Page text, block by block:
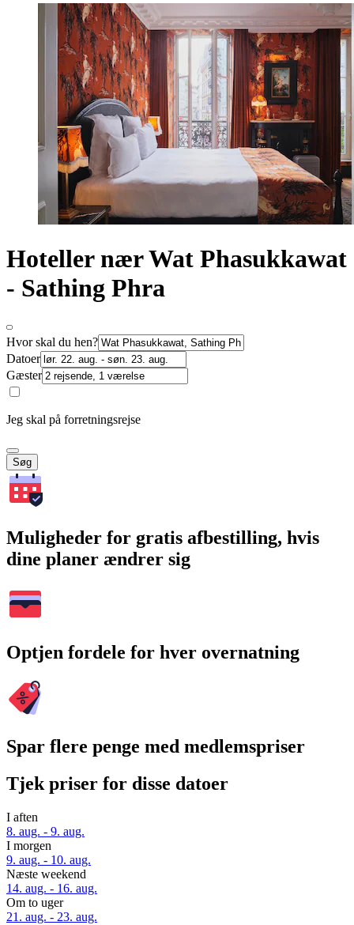
Hoteller nær Wat Phasukkawat
- Sathing Phra
Hvor skal du hen?
Datoer
Gæster
Jeg skal på forretningsrejse
Søg
Muligheder for gratis afbestilling, hvis
dine planer ændrer sig
Optjen fordele for hver overnatning
Spar flere penge med medlemspriser
Tjek priser for disse datoer
I aften
8. aug. - 9. aug.
I morgen
9. aug. - 10. aug.
Næste weekend
14. aug. - 16. aug.
Om to uger
21. aug. - 23. aug.